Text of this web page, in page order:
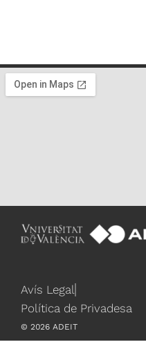
Avís Legal
Política de Privadesa
© 2026 ADEIT